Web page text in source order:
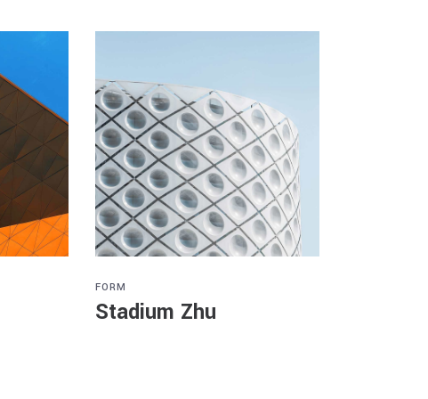
FORM
Stadium Zhu